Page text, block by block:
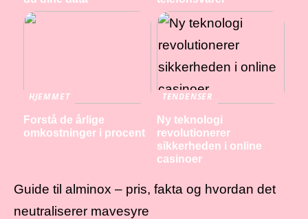
HJEMMET
Forstå de årlige
omkostninger i procent
TENDENSER
Ny teknologi
revolutionerer
sikkerheden i online
casinoer
Guide til alminox – pris, fakta og hvordan det
neutraliserer mavesyre